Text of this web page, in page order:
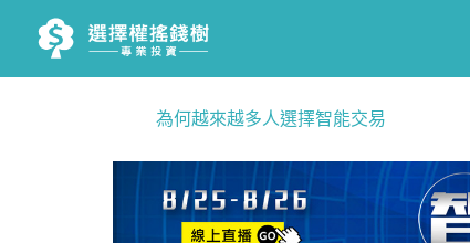
為何越來越多人選擇智能交易